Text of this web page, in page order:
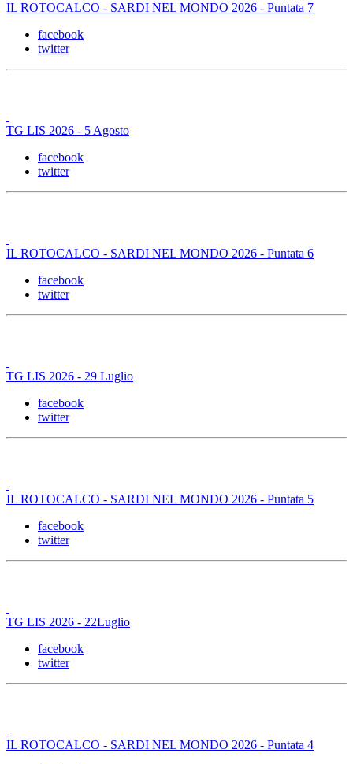
IL ROTOCALCO - SARDI NEL MONDO 2026 - Puntata 7
facebook
twitter
TG LIS 2026 - 5 Agosto
facebook
twitter
IL ROTOCALCO - SARDI NEL MONDO 2026 - Puntata 6
facebook
twitter
TG LIS 2026 - 29 Luglio
facebook
twitter
IL ROTOCALCO - SARDI NEL MONDO 2026 - Puntata 5
facebook
twitter
TG LIS 2026 - 22Luglio
facebook
twitter
IL ROTOCALCO - SARDI NEL MONDO 2026 - Puntata 4